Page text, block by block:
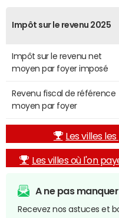
Impôt sur le revenu 2025
Impôt sur le revenu net
moyen par foyer imposé
Revenu fiscal de référence
moyen par foyer
Les villes
Les villes où l'on
A ne pas manquer
Recevez nos astuces et